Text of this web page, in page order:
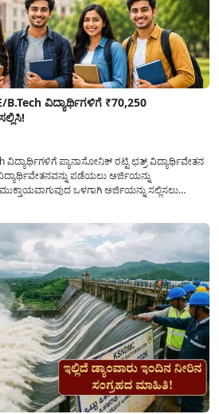
ವಿದ್ಯಾರ್ಥಿಗಳಿಗೆ ₹70,250
ವಿದ್ಯಾರ್ಥಿಗಳಿಗೆ ಪ್ಯಾನಾಸೋನಿಕ್ ರಟ್ಟಿ ಛತ್ರ್ ವಿದ್ಯಾರ್ಥಿವೇತನ
ಪಡೆಯಲು ಅರ್ಜಿಯನ್ನು
ಒಳಗಾಗಿ ಅರ್ಜಿಯನ್ನು ಸಲ್ಲಿಸಲು